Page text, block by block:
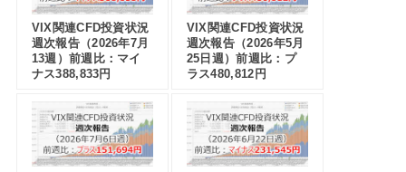
VIX関連CFD投資状況
週次報告（2026年7月
13週）前週比：マイ
ナス388,833円
VIX関連CFD投資状況
週次報告（2026年5月
25日週）前週比：プ
ラス480,812円